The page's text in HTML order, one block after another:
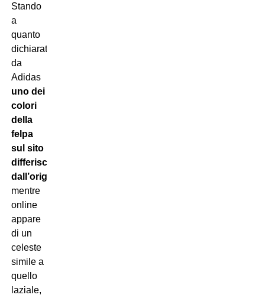
Stando
a
quanto
dichiarato
da
Adidas
uno dei
colori
della
felpa
sul sito
differisce
dall’originale
mentre
online
appare
di un
celeste
simile a
quello
laziale,